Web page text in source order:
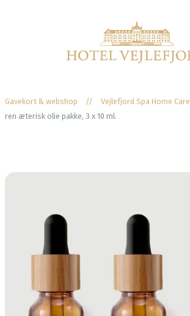
Gavekort & webshop // Vejlefjord Spa Home Care
ren æterisk olie pakke, 3 x 10 ml.